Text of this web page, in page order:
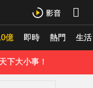
億 即時 熱門 生活
下大小事！